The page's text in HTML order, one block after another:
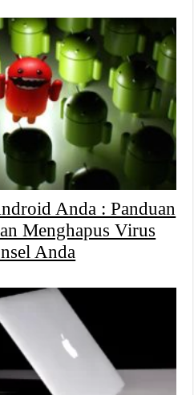
Anda : Panduan
Menghapus Virus
Anda